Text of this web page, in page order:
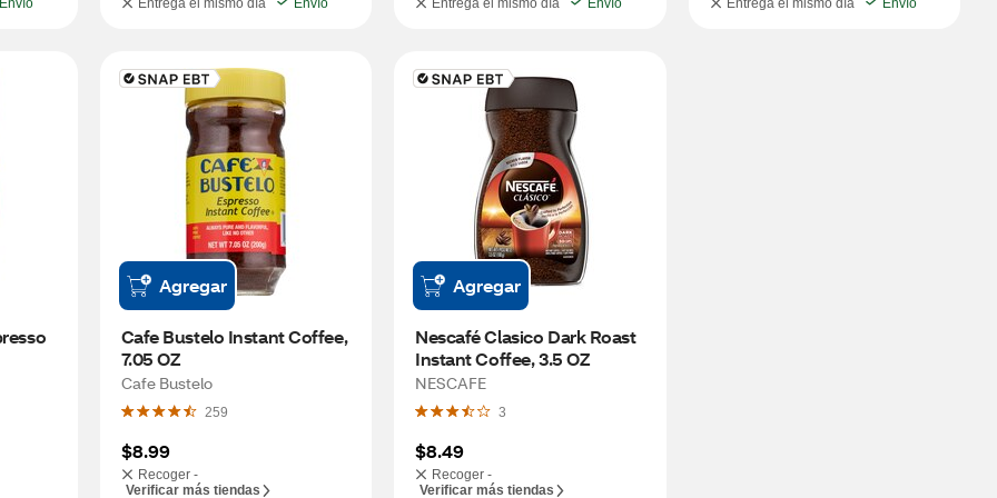
Envío Entrega el mismo día Envío Entrega el mismo día Envío Entrega el mismo día Envío
Agregar
Cafe Bustelo Instant Coffee,
7.05 OZ
Cafe Bustelo
259
$8.99
Recoger -
Verificar más tiendas
Agregar
Nescafé Clasico Dark Roast
Instant Coffee, 3.5 OZ
NESCAFE
3
$8.49
Recoger -
Verificar más tiendas